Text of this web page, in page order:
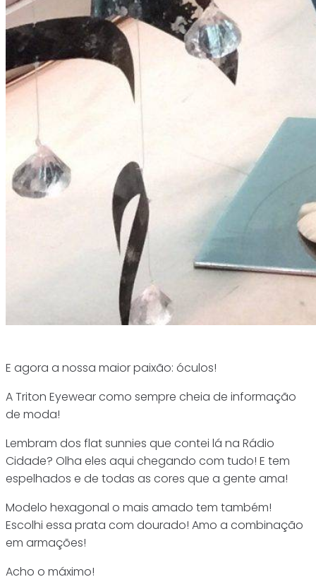
E agora a nossa maior paixão: óculos!
A Triton Eyewear como sempre cheia de informação
de moda!
Lembram dos flat sunnies que contei lá na Rádio
Cidade? Olha eles aqui chegando com tudo! E tem
espelhados e de todas as cores que a gente ama!
Modelo hexagonal o mais amado tem também!
Escolhi essa prata com dourado! Amo a combinação
em armações!
Acho o máximo!